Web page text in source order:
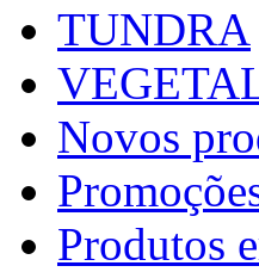
TUNDRA
Novos
Produtos